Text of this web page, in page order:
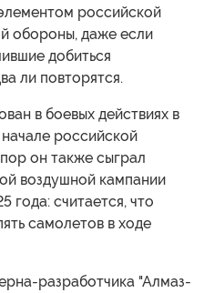
российской
обороны, даже если
добиться
ли повторятся.
в боевых действиях в
российской
он также сыграл
воздушной кампании
года: считается, что
самолетов в ходе
разработчика "Алмаз-